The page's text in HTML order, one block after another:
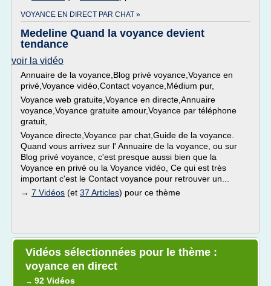
VOYANCE EN DIRECT PAR CHAT »
Medeline Quand la voyance devient
tendance
voir la vidéo
Annuaire de la voyance,Blog privé voyance,Voyance en
privé,Voyance vidéo,Contact voyance,Médium pur,
Voyance web gratuite,Voyance en directe,Annuaire
voyance,Voyance gratuite amour,Voyance par téléphone
gratuit,
Voyance directe,Voyance par chat,Guide de la voyance.
Quand vous arrivez sur l' Annuaire de la voyance, ou sur
Blog privé voyance, c'est presque aussi bien que la
Voyance en privé ou la Voyance vidéo, Ce qui est très
important c'est le Contact voyance pour retrouver un...
→ 7 Vidéos (et 37 Articles) pour ce thème
Vidéos sélectionnées pour le thème :
voyance en direct
→ 92 Vidéos